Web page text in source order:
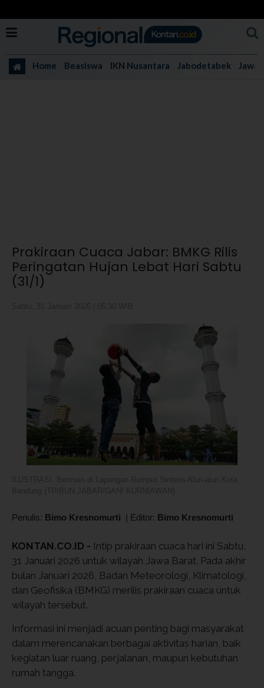
Home Beasiswa IKN Nusantara Jabodetabek Jawa
Prakiraan Cuaca Jabar: BMKG Rilis
Peringatan Hujan Lebat Hari Sabtu
(31/1)
Penulis: Bimo Kresnomurti | Editor: Bimo Kresnomurti
KONTAN.CO.ID - Intip prakiraan cuaca hari ini Sabtu,
31 Januari 2026 untuk wilayah Jawa Barat. Pada akhir
bulan Januari 2026, Badan Meteorologi, Klimatologi,
dan Geofisika (BMKG) merilis prakiraan cuaca untuk
wilayah tersebut.
Informasi ini menjadi acuan penting bagi masyarakat
dalam merencanakan berbagai aktivitas harian, baik
kegiatan luar ruang, perjalanan, maupun kebutuhan
rumah tangga.